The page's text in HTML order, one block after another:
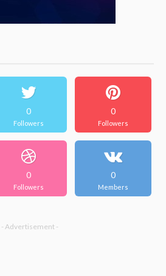
0
Followers
0
Followers
0
Followers
0
Members
- Advertisement -